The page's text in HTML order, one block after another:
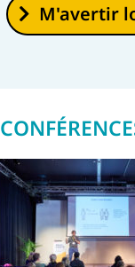
M'avertir